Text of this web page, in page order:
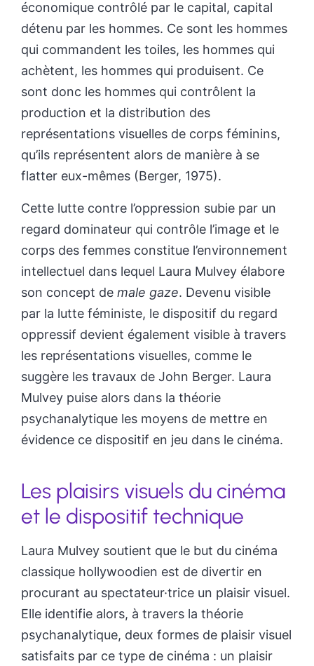
économique contrôlé par le capital, capital
détenu par les hommes. Ce sont les hommes
qui commandent les toiles, les hommes qui
achètent, les hommes qui produisent. Ce
sont donc les hommes qui contrôlent la
production et la distribution des
représentations visuelles de corps féminins,
qu’ils représentent alors de manière à se
flatter eux-mêmes (Berger, 1975).
Cette lutte contre l’oppression subie par un
regard dominateur qui contrôle l’image et le
corps des femmes constitue l’environnement
intellectuel dans lequel Laura Mulvey élabore
son concept de male gaze. Devenu visible
par la lutte féministe, le dispositif du regard
oppressif devient également visible à travers
les représentations visuelles, comme le
suggère les travaux de John Berger. Laura
Mulvey puise alors dans la théorie
psychanalytique les moyens de mettre en
évidence ce dispositif en jeu dans le cinéma.
Les plaisirs visuels du cinéma
et le dispositif technique
Laura Mulvey soutient que le but du cinéma
classique hollywoodien est de divertir en
procurant au spectateur·trice un plaisir visuel.
Elle identifie alors, à travers la théorie
psychanalytique, deux formes de plaisir visuel
satisfaits par ce type de cinéma : un plaisir